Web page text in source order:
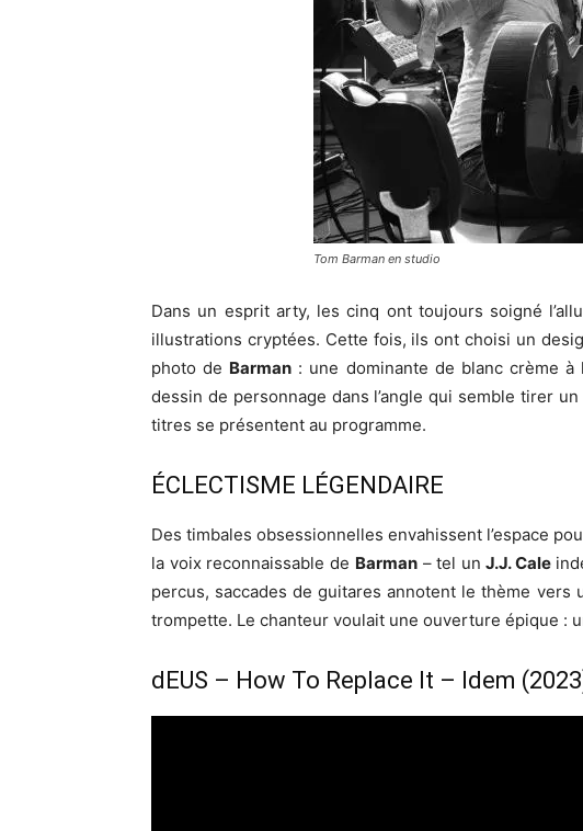
Tom Barman en studio
Dans un esprit arty, les cinq ont toujours soigné
illustrations cryptées. Cette fois, ils ont choisi un
photo de Barman : une dominante de blanc crème à
dessin de personnage dans l’angle qui semble tirer
titres se présentent au programme.
ÉCLECTISME LÉGENDAIRE
Des timbales obsessionnelles envahissent l’espace
la voix reconnaissable de Barman– tel un J.J. Cale
percus, saccades de guitares annotent le thème vers
trompette. Le chanteur voulait une ouverture épique :
dEUS – How To Replace It – Idem